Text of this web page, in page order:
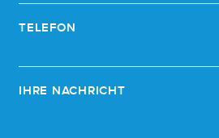
TELEFON
IHRE NACHRICHT